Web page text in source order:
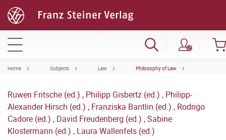
Home Subjects Law Philosophy of Law
Ruwen Fritsche (ed.) , Philipp Gisbertz (ed.) , Philipp-
Alexander Hirsch (ed.) , Franziska Bantlin (ed.) , Rodrigo
Cadore (ed.) , David Freudenberg (ed.) ,Sabine
Klostermann (ed.) , Laura Wallenfels (ed.)